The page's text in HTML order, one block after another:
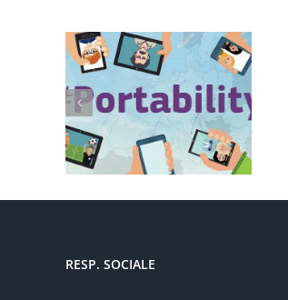
Conservazione elettronica
documenti a rilevanza
tributaria: termini
RESP. SOCIALE